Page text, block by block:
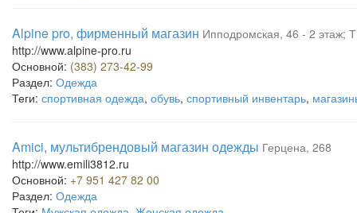
Alpine pro, фирменный магазин Ипподромская, 46 - 2 этаж;
http://www.alpine-pro.ru
Основной: (383) 273-42-99
Раздел: Одежда
Теги: спортивная одежда, обувь, спортивный инвентарь,
Amici, мультибрендовый магазин одежды Герцена, 268
http://www.emili3812.ru
Основной: +7 951 427 82 00
Раздел: Одежда